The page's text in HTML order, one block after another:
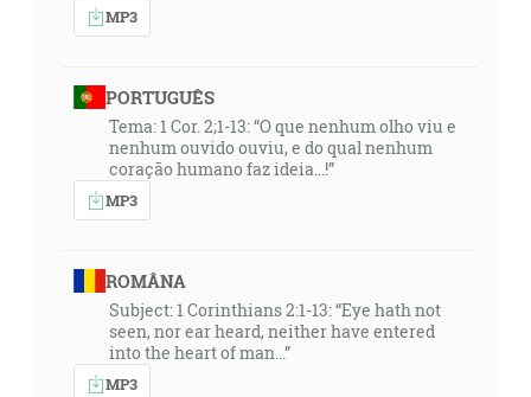
MP3
PORTUGUÊS
Tema: 1 Cor. 2;1-13: “O que nenhum olho viu e
nenhum ouvido ouviu, e do qual nenhum
coração humano faz ideia...!”
MP3
ROMÂNA
Subject: 1 Corinthians 2:1-13: “Eye hath not
seen, nor ear heard, neither have entered
into the heart of man...”
MP3